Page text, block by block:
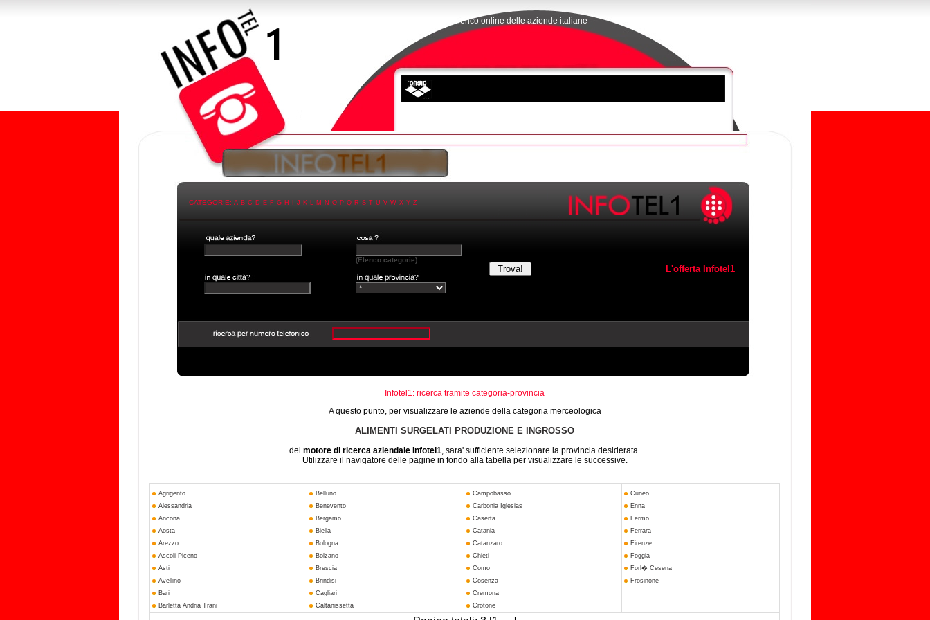
CATEGORIE: A B C D E F G H J K L M N O P Q R S T U V W X Y Z
(Elenco categorie)
L'offerta Infotel1
L'elenco online delle aziende italiane
Infotel1: ricerca tramite categoria-provincia
A questo punto, per visualizzare le aziende della categoria merceologica
ALIMENTI SURGELATI PRODUZIONE E INGROSSO
del motore di ricerca aziendale Infotel1, sara' sufficiente selezionare la provincia desiderata.
Utilizzare il navigatore delle pagine in fondo alla tabella per visualizzare le successive.
Agrigento
Alessandria
Ancona
Aosta
Arezzo
Ascoli Piceno
Asti
Avellino
Bari
Barletta Andria Trani
Belluno
Benevento
Bergamo
Biella
Bologna
Bolzano
Brescia
Brindisi
Cagliari
Caltanissetta
Campobasso
Carbonia Iglesias
Caserta
Catania
Catanzaro
Chieti
Como
Cosenza
Cremona
Crotone
Cuneo
Enna
Fermo
Ferrara
Firenze
Foggia
Forl� Cesena
Frosinone